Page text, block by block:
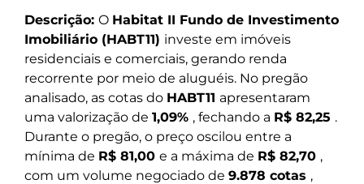
Descrição: O Habitat II Fundo de Investimento
Imobiliário (HABT11) investe em imóveis
residenciais e comerciais, gerando renda
recorrente por meio de aluguéis. No pregão
analisado, as cotas do HABT11 apresentaram
uma valorização de 1,09% , fechando a R$ 82,25 .
Durante o pregão, o preço oscilou entre a
mínima de R$ 81,00 e a máxima de R$ 82,70 ,
com um volume negociado de 9.878 cotas ,